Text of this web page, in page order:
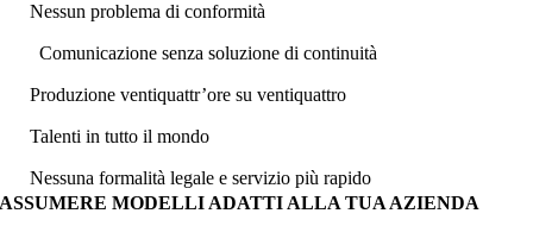
Nessunproblema di conformità
Comunicazione senza soluzione di continuità
Produzione ventiquattr’ore su ventiquattro
Talenti in tutto il mondo
Nessuna formalità legale e servizio più rapido
ASSUMERE MODELLI ADATTI ALLA TUA AZIENDA